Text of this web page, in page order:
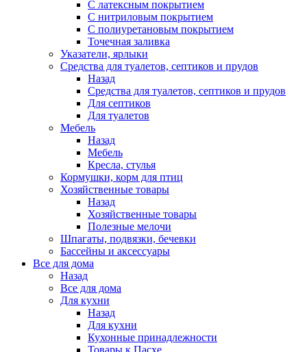
С латексным покрытием
С нитриловым покрытием
С полиуретановым покрытием
Точечная заливка
Указатели, ярлыки
Средства для туалетов, септиков и прудов
Назад
Средства для туалетов, септиков и прудов
Для септиков
Для туалетов
Мебель
Назад
Мебель
Кресла, стулья
Кормушки, корм для птиц
Хозяйственные товары
Назад
Хозяйственные товары
Полезные мелочи
Шпагаты, подвязки, бечевки
Бассейны и аксессуары
Все для дома
Назад
Все для дома
Для кухни
Назад
Для кухни
Кухонные принадлежности
Товары к Пасхе